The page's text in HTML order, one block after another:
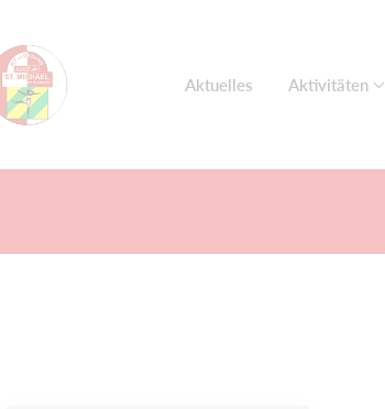
Aktuelles Aktivitäten